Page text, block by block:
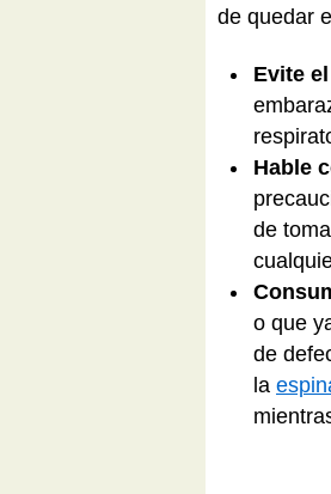
de quedar
Evite
Hable
de
o que
de
la